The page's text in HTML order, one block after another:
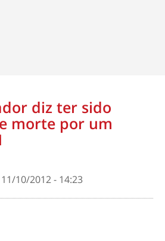
diz ter sido
morte por um
11/10/2012 - 14:23